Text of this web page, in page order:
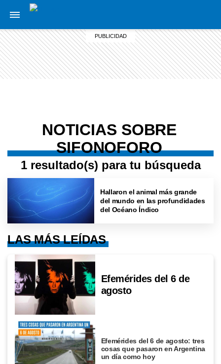
NOTICIAS SOBRE
SIFONOFORO
1 resultado(s) para tu búsqueda
Hallaron el animal más grande
del mundo en las profundidades
del Océano Índico
LAS MÁS LEÍDAS
Efemérides del 6 de
agosto
Efemérides del 6 de agosto: tres
cosas que pasaron en Argentina
un día como hoy